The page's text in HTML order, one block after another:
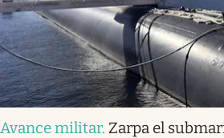
Avance militar. Zarpa el